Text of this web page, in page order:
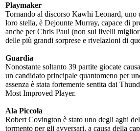
Playmaker
Tornando al discorso Kawhi Leonard, uno
loro stella, è Dejounte Murray, capace di
anche per Chris Paul (non sui livelli
delle più grandi sorprese e rivelazioni di
Guardia
Nonostante soltanto 39 partite giocate
un candidato principale quantomeno per
assenza è stata fortemente sentita dai
Most Improved Player.
Ala Piccola
Robert Covington è stato uno degli aghi
tormento per gli avversari, a causa della